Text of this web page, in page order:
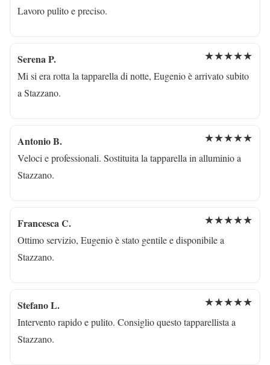
Lavoro pulito e preciso.
Serena P. ★★★★★
Mi si era rotta la tapparella di notte, Eugenio è arrivato subito
a Stazzano.
Antonio B. ★★★★★
Veloci e professionali. Sostituita la tapparella in alluminio a
Stazzano.
Francesca C. ★★★★★
Ottimo servizio, Eugenio è stato gentile e disponibile a
Stazzano.
Stefano L. ★★★★★
Intervento rapido e pulito. Consiglio questo tapparellista a
Stazzano.